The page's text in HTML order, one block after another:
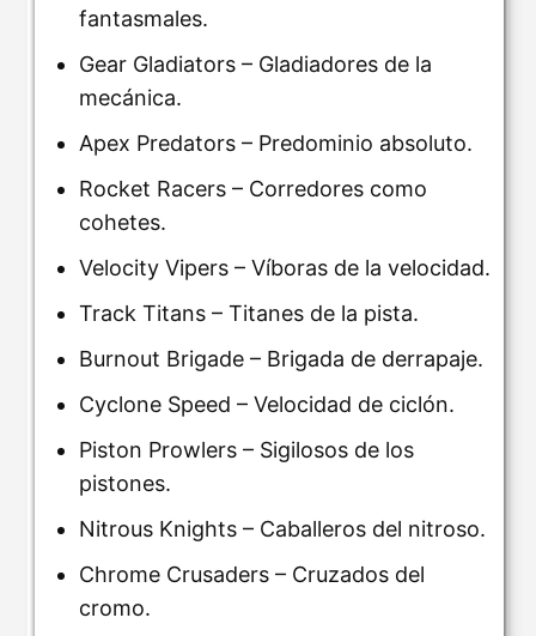
fantasmales.
Gear Gladiators – Gladiadores de la
mecánica.
Apex Predators – Predominio absoluto.
Rocket Racers – Corredores como
cohetes.
Velocity Vipers – Víboras de la velocidad.
Track Titans – Titanes de la pista.
Burnout Brigade – Brigada de derrapaje.
Cyclone Speed – Velocidad de ciclón.
Piston Prowlers – Sigilosos de los
pistones.
Nitrous Knights – Caballeros del nitroso.
Chrome Crusaders – Cruzados del
cromo.